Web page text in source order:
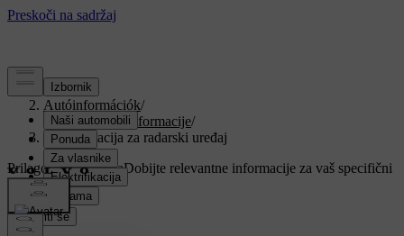
Podrška/
Autóinformációk/
Regulatorne informacije/
Homologacija za radarski uređaj
Prilagođena podrškaDobijte relevantne informacije za vaš specifični
automobil.
Prijaviti se